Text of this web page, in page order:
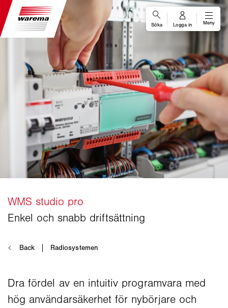
Dra fördel av en intuitiv programvara med
hög användarsäkerhet för nybörjare och